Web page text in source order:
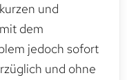
und
dem
jedoch sofort
und ohne